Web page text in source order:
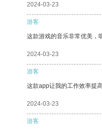
2024-03-23
游客
这款游戏的音乐非常优美，
2024-03-23
游客
这款app让我的工作效率提
2024-03-23
游客